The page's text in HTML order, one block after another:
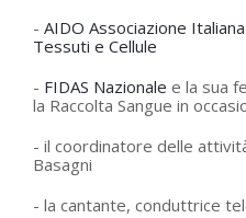
- AIDO Associazione
Tessuti e Cellule
- FIDAS Nazionale e la sua
la Raccolta Sangue in
- il coordinatore delle
Basagni
- la cantante, conduttrice